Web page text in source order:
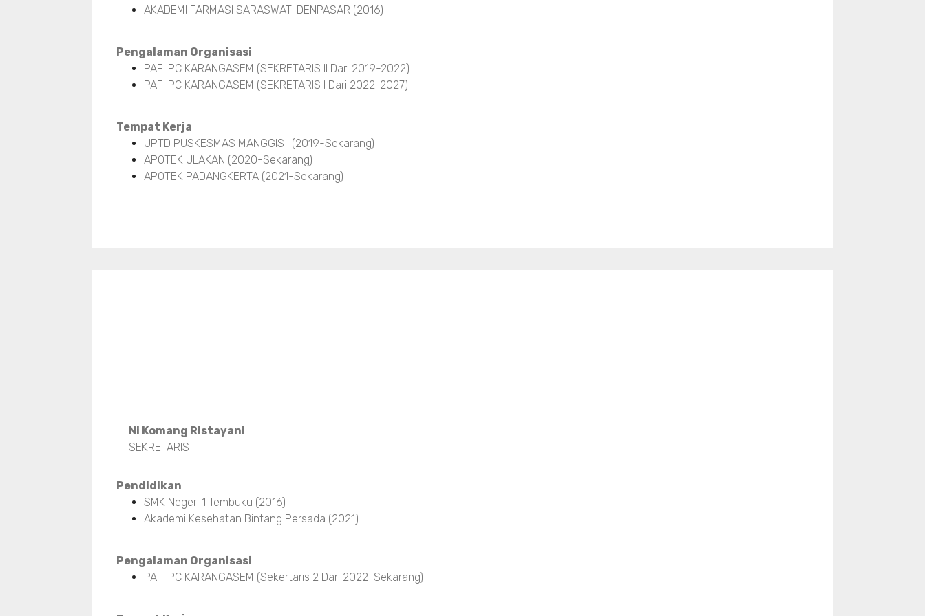
AKADEMI FARMASI SARASWATI DENPASAR (2016)
Pengalaman Organisasi
PAFI PC KARANGASEM (SEKRETARIS II Dari 2019-2022)
PAFI PC KARANGASEM (SEKRETARIS I Dari 2022-2027)
Tempat Kerja
UPTD PUSKESMAS MANGGIS I (2019-Sekarang)
APOTEK ULAKAN (2020-Sekarang)
APOTEK PADANGKERTA (2021-Sekarang)
Ni Komang Ristayani
SEKRETARIS II
Pendidikan
SMK Negeri 1 Tembuku (2016)
Akademi Kesehatan Bintang Persada (2021)
Pengalaman Organisasi
PAFI PC KARANGASEM (Sekertaris 2 Dari 2022-Sekarang)